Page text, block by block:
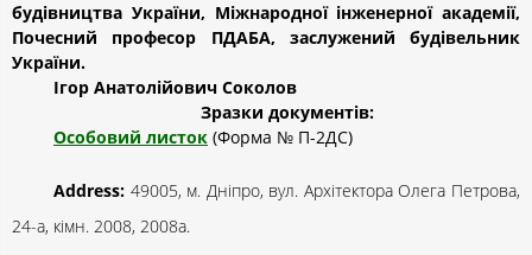
будівництва України, Міжнародної інженерної академії,
Почесний професор ПДАБА, заслужений будівельник
України.
Ігор Анатолійович Соколов
Зразки документів:
Особовий листок (Форма № П-2ДС)
Address: 49005, м. Дніпро, вул. Архітектора Олега Петрова,
24-а, кімн. 2008, 2008а.